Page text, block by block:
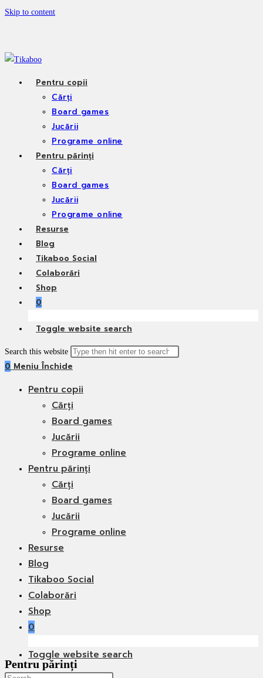
Skip to content
Pentru copii
Cărți
Board games
Jucării
Programe online
Pentru părinți
Cărți
Board games
Jucării
Programe online
Resurse
Blog
Tikaboo Social
Colaborări
Shop
0
Toggle website search
Search this website
0 Meniu Închide
Pentru copii
Cărți
Board games
Jucării
Programe online
Pentru părinți
Cărți
Board games
Jucării
Programe online
Resurse
Blog
Tikaboo Social
Colaborări
Shop
0
Toggle website search
Pentru părinți